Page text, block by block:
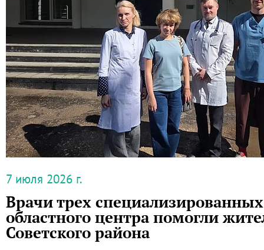
7 июля 2026 г.
Врачи трех
областного центра помогли
Советского района